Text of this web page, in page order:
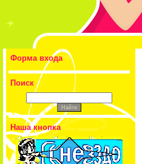
Форма входа
Поиск
Наша кнопка